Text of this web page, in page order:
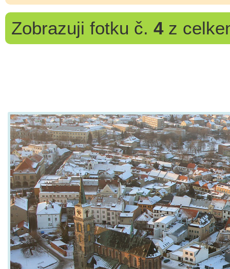
Zobrazuji fotku č. 4z